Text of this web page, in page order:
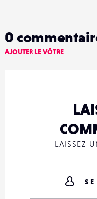
0
AJOUTER LE VÔTRE
LAISSEZ